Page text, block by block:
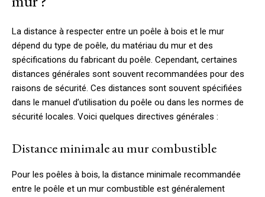
La distance à respecter entre un poêle à bois et le mur
dépend du type de poêle, du matériau du mur et des
spécifications du fabricant du poêle. Cependant, certaines
distances générales sont souvent recommandées pour des
raisons de sécurité. Ces distances sont souvent spécifiées
dans le manuel d’utilisation du poêle ou dans les normes de
sécurité locales. Voici quelques directives générales :
Distance minimale au mur combustible
Pour les poêles à bois, la distance minimale recommandée
entre le poêle et un mur combustible est généralement